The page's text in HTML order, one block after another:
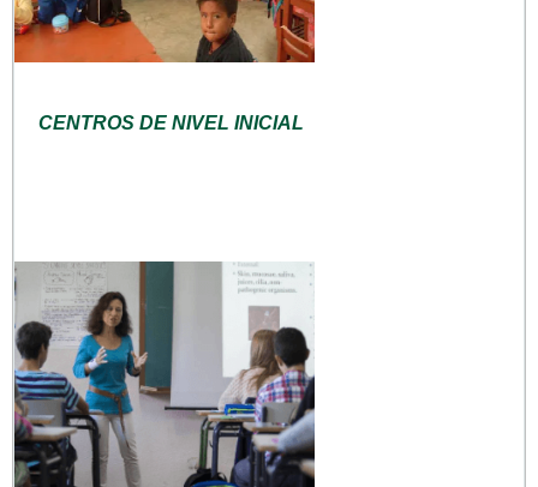
CENTROS DE NIVEL INICIAL